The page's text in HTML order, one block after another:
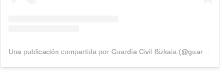
Una publicación compartida por Guardia Civil Bizkaia (@guardiacivilbizkaia)